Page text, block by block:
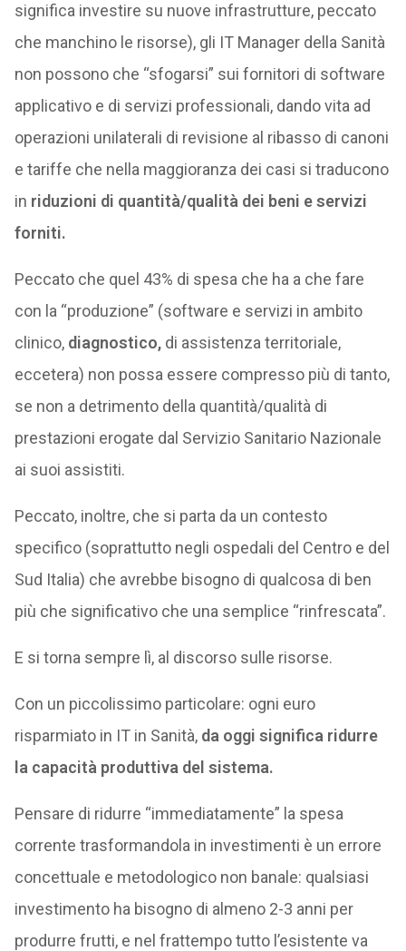
significa investire su nuove infrastrutture, peccato
che manchino le risorse), gli IT Manager della Sanità
non possono che “sfogarsi” sui fornitori di software
applicativo e di servizi professionali, dando vita ad
operazioni unilaterali di revisione al ribasso di canoni
e tariffe che nella maggioranza dei casi si traducono
in riduzioni di quantità/qualità dei beni e servizi
forniti.
Peccato che quel 43% di spesa che ha a che fare
con la “produzione” (software e servizi in ambito
clinico, diagnostico,di assistenza territoriale,
eccetera) non possa essere compresso più di tanto,
se non a detrimento della quantità/qualità di
prestazioni erogate dal Servizio Sanitario Nazionale
ai suoi assistiti.
Peccato, inoltre, che si parta da un contesto
specifico (soprattutto negli ospedali del Centro e del
Sud Italia) che avrebbe bisogno di qualcosa di ben
più che significativo che una semplice “rinfrescata”.
E si torna sempre lì, al discorso sulle risorse.
Con un piccolissimo particolare: ogni euro
risparmiato in IT in Sanità, da oggi significa ridurre
la capacità produttiva del sistema.
Pensare di ridurre “immediatamente” la spesa
corrente trasformandola in investimenti è un errore
concettuale e metodologico non banale: qualsiasi
investimento ha bisogno di almeno 2-3 anni per
produrre frutti, e nel frattempo tutto l’esistente va